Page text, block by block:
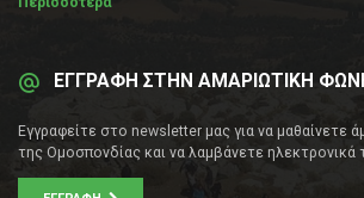
ΕΓΓΡΑΦΗ ΣΤΗΝ ΑΜΑΡΙΩΤΙΚΗ
Εγγραφείτε στο newsletter μας για να μαθαίνετε
της Ομοσπονδίας και να λαμβάνετε ηλεκτρονικά